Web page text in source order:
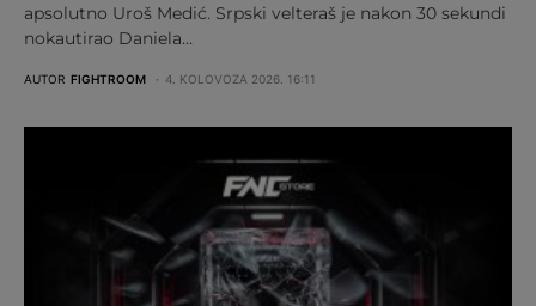
apsolutno Uroš Medić. Srpski velteraš je nakon 30 sekundi
nokautirao Daniela…
AUTOR FIGHTROOM 4. KOLOVOZA 2026. 16:11